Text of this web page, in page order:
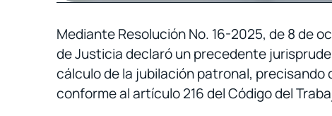
Mediante Resolución No. 16-2025, de 8 de
de Justicia declaró un precedente
cálculo de la jubilación patronal,
conforme al artículo 216 del Código del